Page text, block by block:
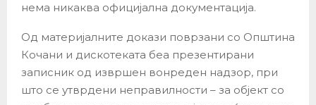
нема никаква официјална документација.
Од материјалните докази поврзани со Општина
Кочани и дискотеката беа презентирани
записник од извршен вонреден надзор, при
што се утврдени неправилности – за објект со